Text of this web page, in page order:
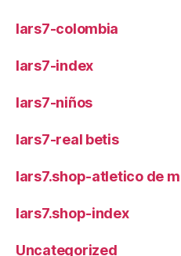
lars7-colombia
lars7-index
lars7-niños
lars7-real betis
lars7.shop-atletico de
lars7.shop-index
Uncategorized